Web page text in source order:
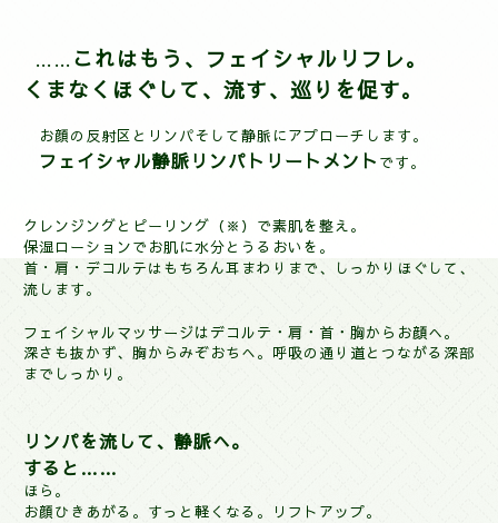
…… これはもう、フェイシャルリフレ。
くまなくほぐして、流す、巡りを促す。
お顔の反射区とリンパそして静脈にアプローチします。
フェイシャル静脈リンパトリートメント です。
クレンジングとピーリング（※）で素肌を整え。
保湿ローションでお肌に水分とうるおいを。
首・肩・デコルテはもちろん耳まわりまで、しっかりほぐして、
流します。
フェイシャルマッサージはデコルテ・肩・首・胸からお顔へ。
深さも抜かず、胸からみぞおちへ。呼吸の通り道とつながる深部
までしっかり。
リンパを流して、静脈へ。
すると……
ほら。
お顔ひきあがる。すっと軽くなる。リフトアップ。